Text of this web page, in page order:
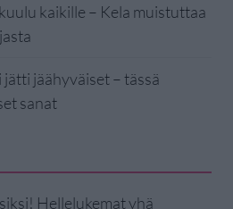
kaikille – Kela muistuttaa
jäähyväiset – tässä
sanat
Hellelukemat yhä